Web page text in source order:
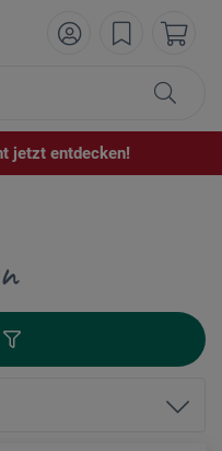
jetzt entdecken!